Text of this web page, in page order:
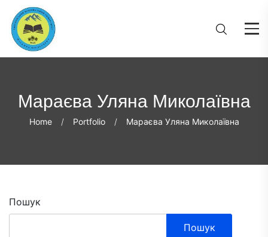
Мараєва Уляна Миколаївна
Home Portfolio Мараєва Уляна Миколаївна
Пошук
Пошук